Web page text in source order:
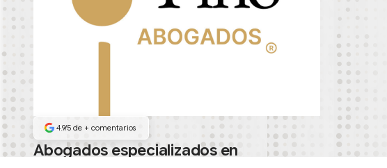
4.9/5 de + comentarios
Abogados especializados en